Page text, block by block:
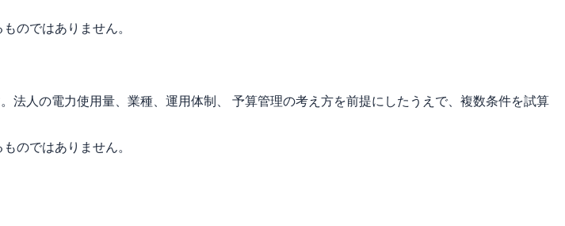
のではありません。
人の電力使用量、業種、運用体制、 予算管理の考え方を前提にしたうえで、複数条件を試算
のではありません。